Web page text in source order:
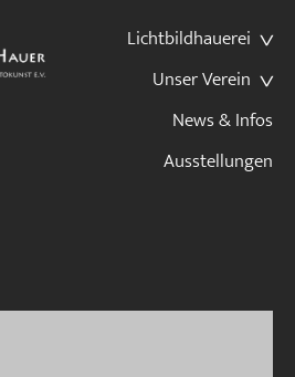
Lichtbildhauerei
Unser Verein
News & Infos
Ausstellungen